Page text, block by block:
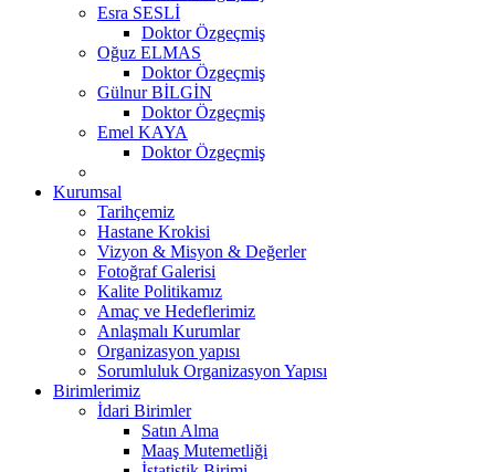
Esra SESLİ
Doktor Özgeçmiş
Oğuz ELMAS
Doktor Özgeçmiş
Gülnur BİLGİN
Doktor Özgeçmiş
Emel KAYA
Doktor Özgeçmiş
Kurumsal
Tarihçemiz
Hastane Krokisi
Vizyon & Misyon & Değerler
Fotoğraf Galerisi
Kalite Politikamız
Amaç ve Hedeflerimiz
Anlaşmalı Kurumlar
Organizasyon yapısı
Sorumluluk Organizasyon Yapısı
Birimlerimiz
İdari Birimler
Satın Alma
Maaş Mutemetliği